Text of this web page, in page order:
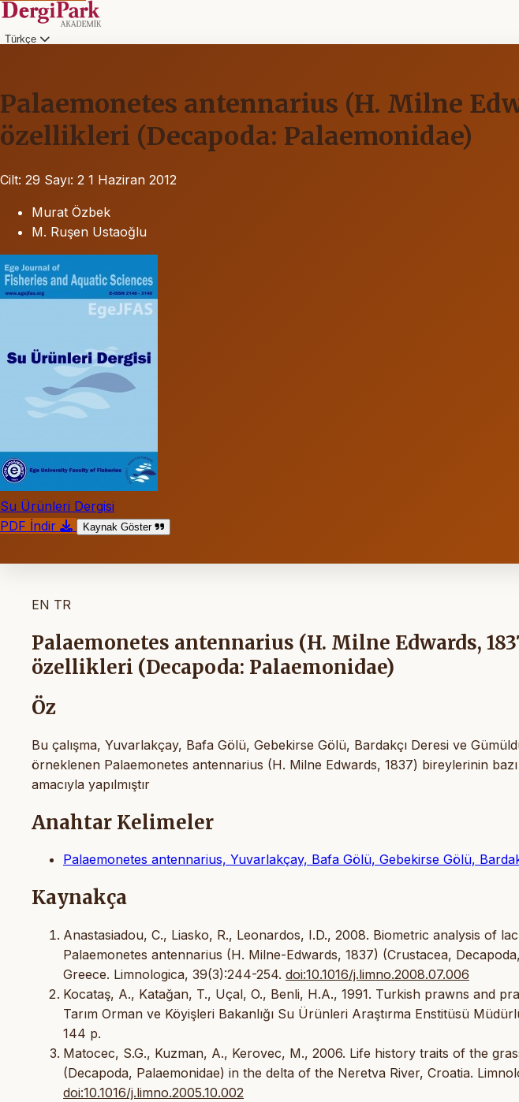
Türkçe
Palaemonetes antennarius (H. Milne
özellikleri (Decapoda: Palaemonidae)
Cilt: 29 Sayı: 2 1 Haziran 2012
Murat Özbek
M. Ruşen Ustaoğlu
Su Ürünleri Dergisi
PDF İndir
Kaynak Göster
EN TR
Palaemonetes antennarius (H. Milne Edwards,
özellikleri (Decapoda: Palaemonidae)
Öz
Bu çalışma, Yuvarlakçay, Bafa Gölü, Gebekirse Gölü, Bardakçı Deresi ve
örneklenen Palaemonetes antennarius (H. Milne Edwards, 1837) bireylerinin
amacıyla yapılmıştır
Anahtar Kelimeler
Palaemonetes antennarius, Yuvarlakçay, Bafa Gölü, Gebekirse Gölü,
Kaynakça
Anastasiadou, C., Liasko, R., Leonardos, I.D., 2008. Biometric analysis of
Palaemonetes antennarius (H. Milne-Edwards, 1837) (Crustacea,
Greece. Limnologica, 39(3):244-254. doi:10.1016/j.limno.2008.07.006
Kocataş, A., Katağan, T., Uçal, O., Benli, H.A., 1991. Turkish prawns and
Tarım Orman ve Köyişleri Bakanlığı Su Ürünleri Araştırma Enstitüsü
144 p.
Matocec, S.G., Kuzman, A., Kerovec, M., 2006. Life history traits of the
(Decapoda, Palaemonidae) in the delta of the Neretva River, Croatia.
doi:10.1016/j.limno.2005.10.002